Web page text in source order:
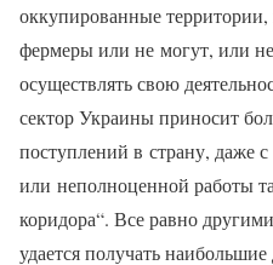
оккупированные
фермеры или не могут, или
осуществлять свою
сектор Украины приносит
поступлений в страну, даже
или неполноценной работы
коридора“. Все равно
удается получать